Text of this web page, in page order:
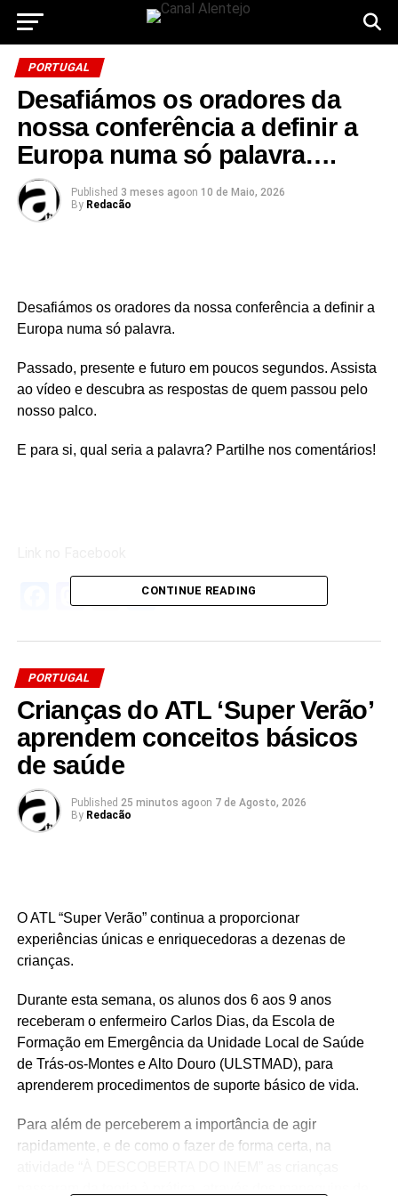
PORTUGAL
Desafiámos os oradores da
nossa conferência a definir a
Europa numa só palavra….
Published 3 meses agoon 10 de Maio, 2026
By Redacão
Desafiámos os oradores da nossa conferência a definir a
Europa numa só palavra.
Passado, presente e futuro em poucos segundos. Assista
ao vídeo e descubra as respostas de quem passou pelo
nosso palco.
E para si, qual seria a palavra? Partilhe nos comentários!
Facebook
Mastodon
EmailShare
UP NEXT
circulação normalizada após reparação
DON'T MISS
Infantário de Portalegre descobre os saberes
tradicionais de Nisa em visita pedagógica
CONTINUE READING
PORTUGAL
Crianças do ATL ‘Super Verão’
aprendem conceitos básicos
de saúde
Published 25 minutos agoon 7 de Agosto, 2026
By Redacão
O ATL “Super Verão” continua a proporcionar
experiências únicas e enriquecedoras a dezenas de
crianças.
Durante esta semana, os alunos dos 6 aos 9 anos
receberam o enfermeiro Carlos Dias, da Escola de
Formação em Emergência da Unidade Local de Saúde
de Trás-os-Montes e Alto Douro (ULSTMAD), para
aprenderem procedimentos de suporte básico de vida.
Para além de perceberem a importância de agir
rapidamente, e de como o fazer de forma certa, na